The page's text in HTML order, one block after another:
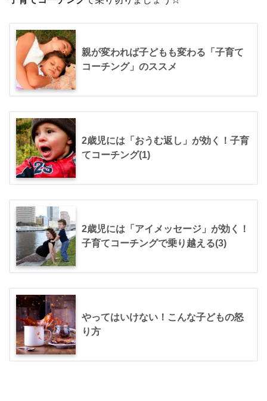
親が変われば子どもも変わる「子育て
コーチング」のススメ
2歳児には「おうむ返し」が効く！子育
てコーチング(1)
2歳児には「アイメッセージ」が効く！
子育てコーチングで乗り越える(3)
やってはいけない！こんな子どもの怒
り方